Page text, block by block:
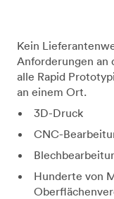
Kein
Anforderungen an
alle Rapid
an einem Ort.
3D-Druck
CNC-
Hunderte von